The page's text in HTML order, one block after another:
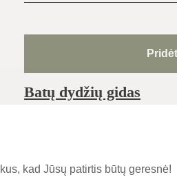
kad Jūsų patirtis būtų geresnė!
Batų dydžių gidas
Kategorijos